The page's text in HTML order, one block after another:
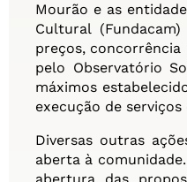
Mourão e as
Cultural
preços,
pelo Observatório
máximos
execução de
Diversas outras
aberta à